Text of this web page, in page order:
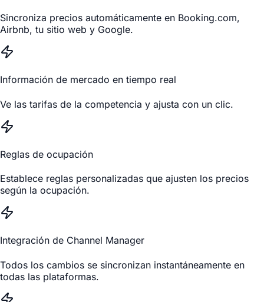
Sincroniza precios automáticamente en Booking.com,
Airbnb, tu sitio web y Google.
Información de mercado en tiempo real
Ve las tarifas de la competencia y ajusta con un clic.
Reglas de ocupación
Establece reglas personalizadas que ajusten los precios
según la ocupación.
Integración de Channel Manager
Todos los cambios se sincronizan instantáneamente en
todas las plataformas.